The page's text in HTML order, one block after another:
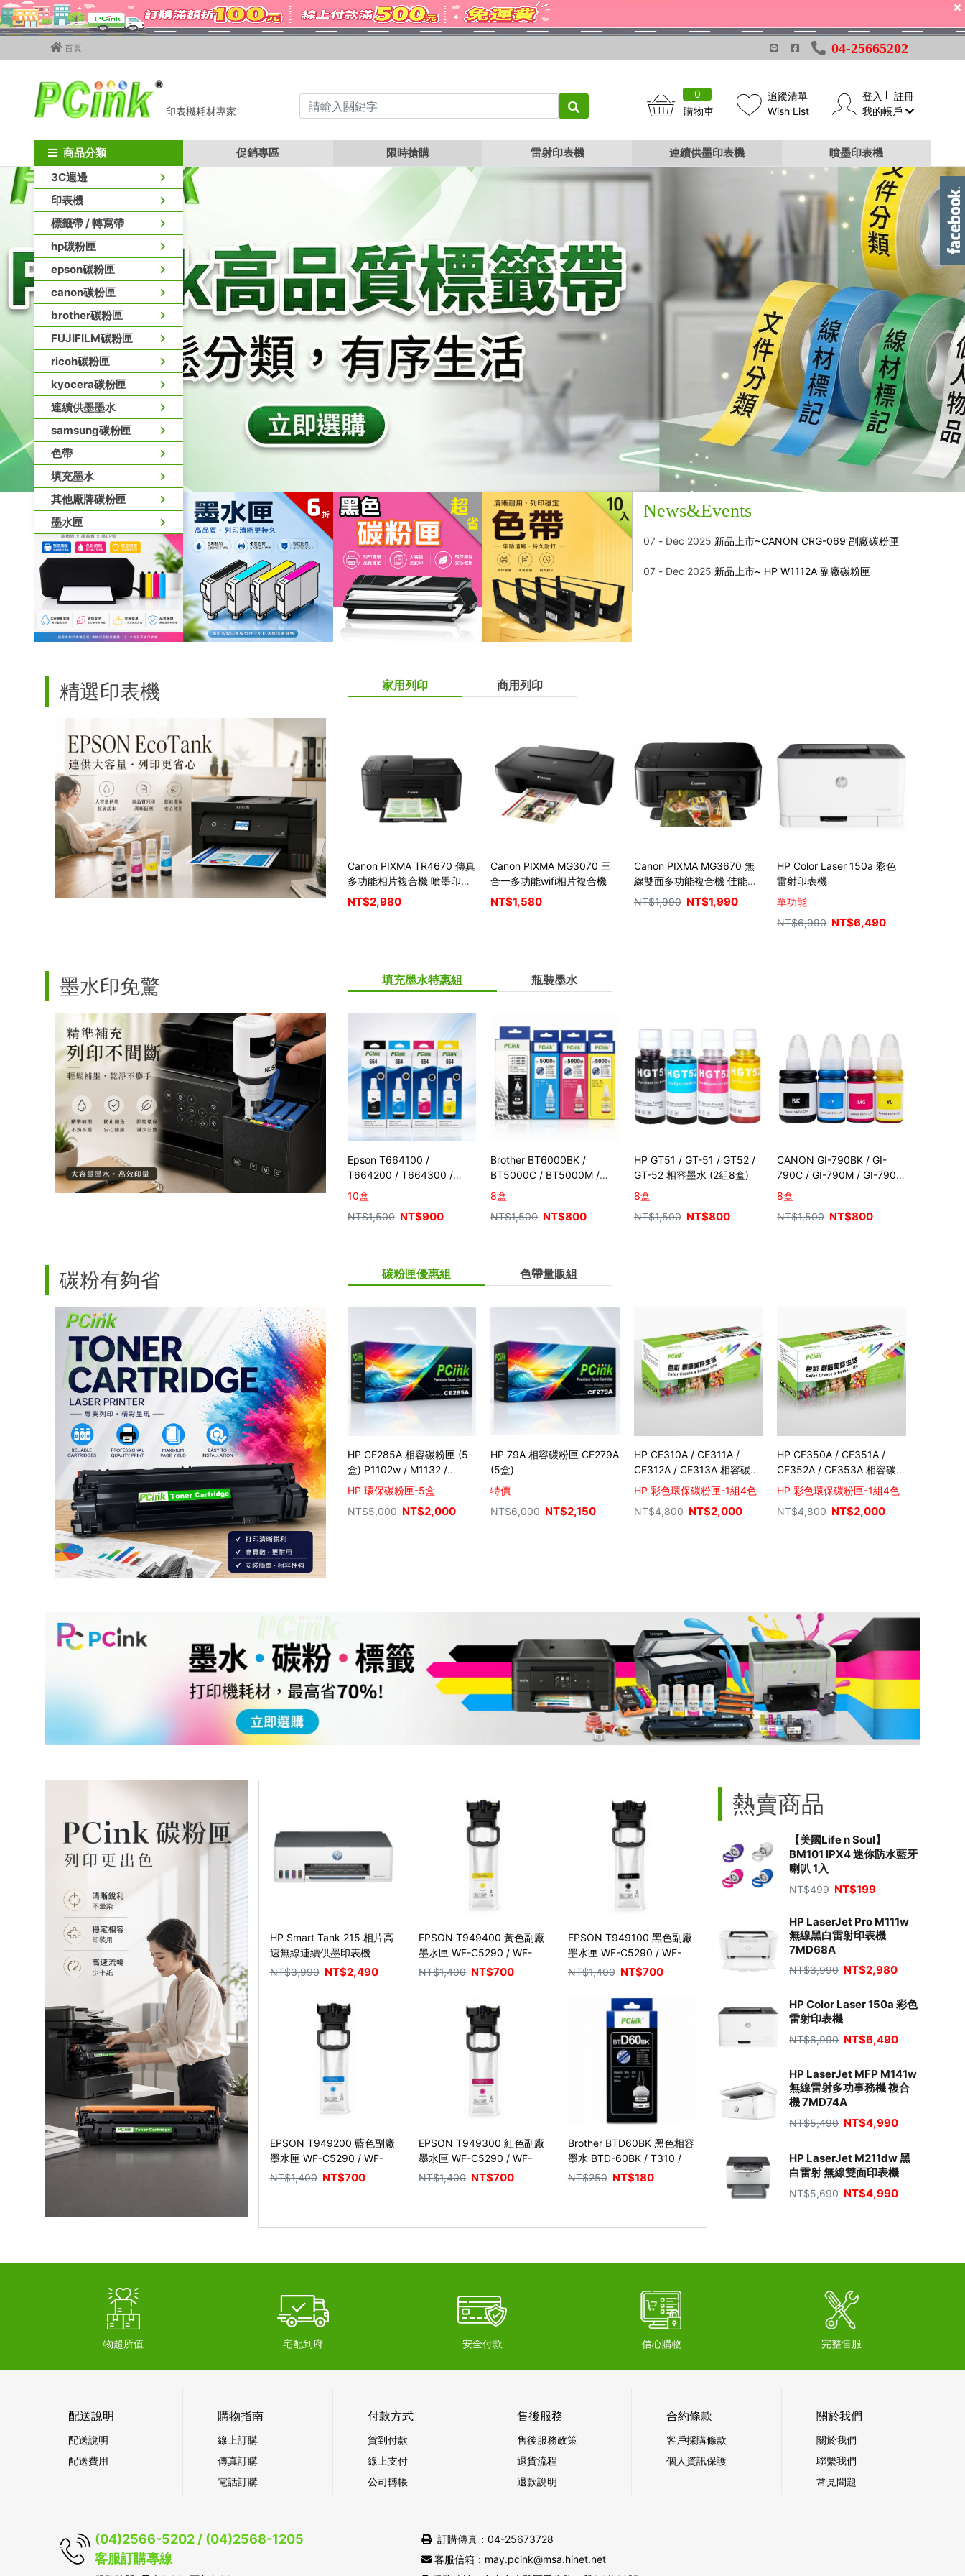
首頁 04-25665202
印表機耗材專家
0
購物車
追蹤清單
Wish List
登入
註冊
我的帳戶
商品分類
3C週邊
印表機
標籤帶 / 轉寫帶
hp碳粉匣
epson碳粉匣
canon碳粉匣
brother碳粉匣
FUJIFILM碳粉匣
ricoh碳粉匣
kyocera碳粉匣
連續供墨墨水
samsung碳粉匣
色帶
填充墨水
其他廠牌碳粉匣
墨水匣
促銷專區 限時搶購 雷射印表機 連續供墨印表機 噴墨印表機
News&Events
07 - Dec 2025 新品上市~CANON CRG-069 副廠碳粉匣
07 - Dec 2025 新品上市~ HP W1112A 副廠碳粉匣
精選印表機 家用列印 商用列印
Canon PIXMA TR4670 傳真
多功能相片複合機 噴墨印表
機
NT$2,980
Canon PIXMA MG3070 三
合一多功能wifi相片複合機
NT$1,580
Canon PIXMA MG3670 無
線雙面多功能複合機 佳能噴
墨印表機(經典黑)
NT$1,990 NT$1,990
HP Color Laser 150a 彩色
雷射印表機
單功能
NT$6,990 NT$6,490
墨水印免驚 填充墨水特惠組 瓶裝墨水
Epson T664100 /
T664200 / T664300 /
T664400 相容墨水 (10盒)
10盒
NT$1,500 NT$900
Brother BT6000BK /
BT5000C / BT5000M /
BT5000Y 相容墨水 (2組8
盒)
8盒
NT$1,500 NT$800
HP GT51 / GT-51 / GT52 /
GT-52 相容墨水 (2組8盒)
8盒
NT$1,500 NT$800
CANON GI-790BK / GI-
790C / GI-790M / GI-790Y
相容墨水 (2組8盒)
8盒
NT$1,500 NT$800
碳粉有夠省 碳粉匣優惠組 色帶量販組
HP CE285A 相容碳粉匣 (5
盒) P1102w / M1132 /
M1212nf
HP 環保碳粉匣-5盒
NT$5,000 NT$2,000
HP 79A 相容碳粉匣 CF279A
(5盒)
特價
NT$6,000 NT$2,150
HP CE310A / CE311A /
CE312A / CE313A 相容碳粉
匣 (1組4色) m175a /
m175nw / cp1025nw /
M275nw
HP 彩色環保碳粉匣-1組4色
NT$4,800 NT$2,000
HP CF350A / CF351A /
CF352A / CF353A 相容碳
粉匣 (1組4色) m153 /
m176n / m176nw / m177fw
HP 彩色環保碳粉匣-1組4色
NT$4,800 NT$2,000
HP Smart Tank 215 相片高
速無線連續供墨印表機
NT$3,990 NT$2,490
EPSON T949400 黃色副廠
墨水匣 WF-C5290 / WF-
C5790
NT$1,400 NT$700
EPSON T949100 黑色副廠
墨水匣 WF-C5290 / WF-
C5790
NT$1,400 NT$700
EPSON T949200 藍色副廠
墨水匣 WF-C5290 / WF-
C5790
NT$1,400 NT$700
EPSON T949300 紅色副廠
墨水匣 WF-C5290 / WF-
C5790
NT$1,400 NT$700
Brother BTD60BK 黑色相容
墨水 BTD-60BK / T310 /
T510W / T710W / T810W /
NT$250 NT$180
熱賣商品
【美國Life n Soul】
BM101 IPX4 迷你防水藍牙
喇叭 1入
NT$499 NT$199
HP LaserJet Pro M111w
無線黑白雷射印表機
7MD68A
NT$3,990 NT$2,980
HP Color Laser 150a 彩色
雷射印表機
NT$6,990 NT$6,490
HP LaserJet MFP M141w
無線雷射多功事務機 複合
機 7MD74A
NT$5,490 NT$4,990
HP LaserJet M211dw 黑
白雷射 無線雙面印表機
NT$5,690 NT$4,990
物超所值 宅配到府 安全付款 信心購物 完整售服
配送說明
配送說明
配送費用
購物指南
線上訂購
傳真訂購
電話訂購
付款方式
貨到付款
線上支付
公司轉帳
售後服務
售後服務政策
退貨流程
退款說明
合約條款
客戶採購條款
個人資訊保護
關於我們
關於我們
聯繫我們
常見問題
(04)2566-5202 / (04)2568-1205
客服訂購專線
訂購傳真：04-25673728
客服信箱：may.pcink@msa.hinet.net